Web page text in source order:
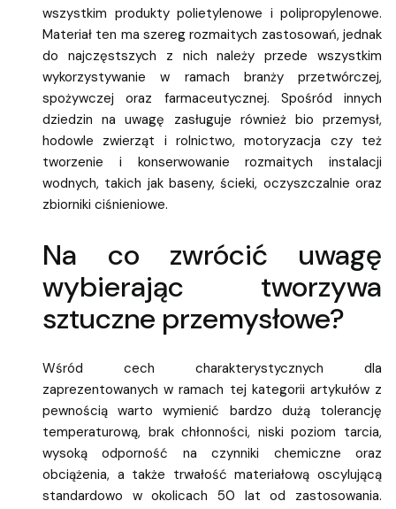
wszystkim produkty polietylenowe i polipropylenowe.
Materiał ten ma szereg rozmaitych zastosowań, jednak
do najczęstszych z nich należy przede wszystkim
wykorzystywanie w ramach branży przetwórczej,
spożywczej oraz farmaceutycznej. Spośród innych
dziedzin na uwagę zasługuje również bio przemysł,
hodowle zwierząt i rolnictwo, motoryzacja czy też
tworzenie i konserwowanie rozmaitych instalacji
wodnych, takich jak baseny, ścieki, oczyszczalnie oraz
zbiorniki ciśnieniowe.
Na co zwrócić uwagę
wybierając tworzywa
sztuczne przemysłowe?
Wśród cech charakterystycznych dla
zaprezentowanych w ramach tej kategorii artykułów z
pewnością warto wymienić bardzo dużą tolerancję
temperaturową, brak chłonności, niski poziom tarcia,
wysoką odporność na czynniki chemiczne oraz
obciążenia, a także trwałość materiałową oscylującą
standardowo w okolicach 50 lat od zastosowania.